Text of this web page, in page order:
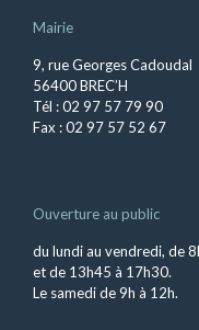
Mairie
9, rue Georges Cadoudal
56400 BREC’H
Tél : 02 97 57 79 90
Fax : 02 97 57 52 67
Ouverture au public
du lundi au vendredi, de
et de 13h45 à 17h30.
Le samedi de 9h à 12h.